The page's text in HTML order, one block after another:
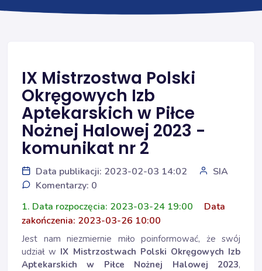
IX Mistrzostwa Polski
Okręgowych Izb
Aptekarskich w Piłce
Nożnej Halowej 2023 -
komunikat nr 2
Data publikacji: 2023-02-03 14:02
SIA
Komentarzy: 0
1. Data rozpoczęcia: 2023-03-24 19:00
Data
zakończenia: 2023-03-26 10:00
Jest nam niezmiernie miło poinformować, że swój
udział w IX Mistrzostwach Polski Okręgowych Izb
Aptekarskich w Piłce Nożnej Halowej 2023,